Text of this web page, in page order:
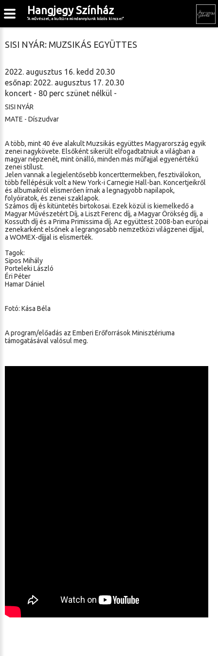
SISI NYÁR: MUZSIKÁS EGYÜTTES
2022. augusztus 16. kedd 20.30
esőnap: 2022. augusztus 17. 20.30
koncert - 80 perc szünet nélkül -
SISI NYÁR
MATE - Díszudvar
A több, mint 40 éve alakult Muzsikás együttes Magyarország egyik
zenei nagykövete. Elsőként sikerült elfogadtatniuk a világban a
magyar népzenét, mint önálló, minden más műfajjal egyenértékű
zenei stílust.
Jelen vannak a legjelentősebb koncerttermekben, fesztiválokon,
több fellépésük volt a New York-i Carnegie Hall-ban. Koncertjeikről
és albumaikról elismerően írnak a legnagyobb napilapok,
folyóiratok, és zenei szaklapok.
Számos díj és kitüntetés birtokosai. Ezek közül is kiemelkedő a
Magyar Művészetért Díj, a Liszt Ferenc díj, a Magyar Örökség díj, a
Kossuth díj és a Prima Primissima díj. Az együttest 2008-ban európai
zenekarként elsőnek a legrangosabb nemzetközi világzenei díjjal,
a WOMEX-díjjal is elismerték.
Tagok:
Sipos Mihály
Porteleki László
Éri Péter
Hamar Dániel
Fotó: Kása Béla
A program/előadás az Emberi Erőforrások Minisztériuma
támogatásával valósul meg.
Hangjegy Színház
"A művészet, a kultúra mindannyiunk közös kincse!"